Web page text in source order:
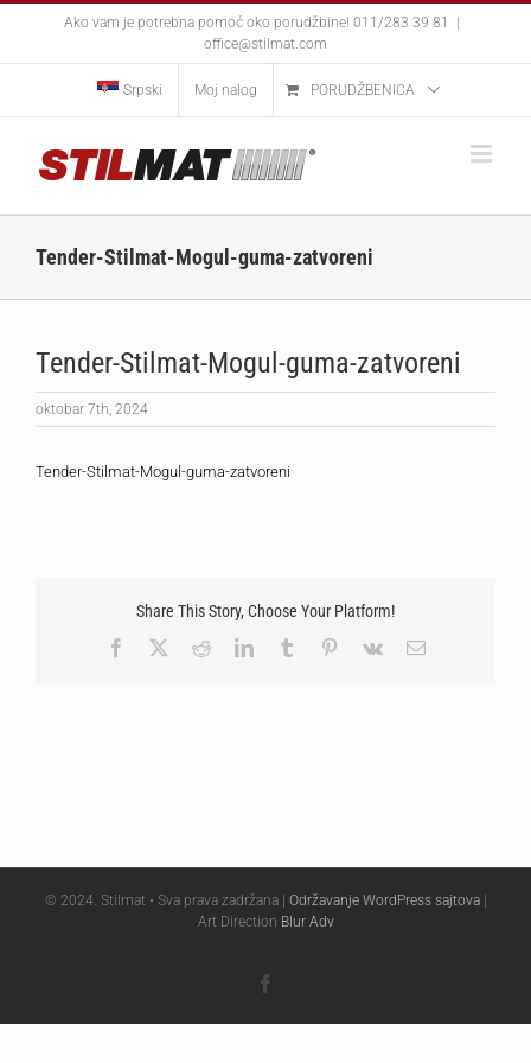
Ako vam je potrebna pomoć oko porudžbine! 011/283 39 81
office@stilmat.com
Srpski Moj nalog PORUDŽBENICA
Tender-Stilmat-Mogul-guma-zatvoreni
Tender-Stilmat-Mogul-guma-zatvoreni
oktobar 7th, 2024
Tender-Stilmat-Mogul-guma-zatvoreni
Share This Story, Choose Your Platform!
Facebook
RedditLinkedInTumblr Pinterest
Vk Email
© 2024. Stilmat • Sva prava zadržana | Održavanje WordPress sajtova|
Art Direction Blur Adv